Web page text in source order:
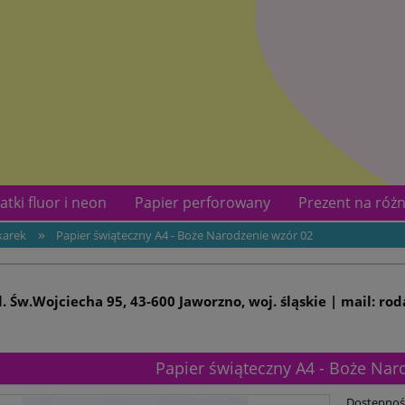
fluor i neon Papier perforowany
Prezent na
Kontakt
» Papier świąteczny A4 - Boże Narodzenie wzór 02
Św.Wojciecha 95, 43-600 Jaworzno, woj. śląskie | mail:
Papier świąteczny A4 - Boże